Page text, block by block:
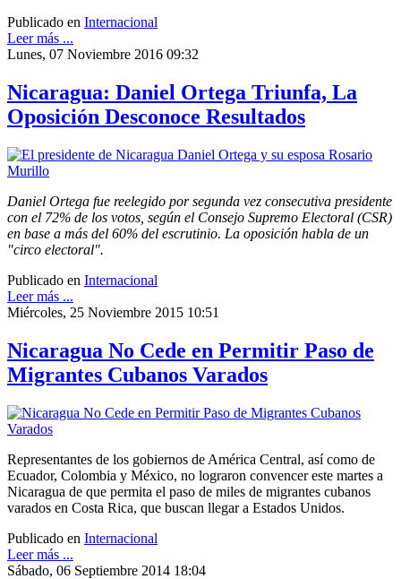
Publicado en Internacional
Leer más ...
Lunes, 07 Noviembre 2016 09:32
Nicaragua: Daniel Ortega Triunfa, La
Oposición Desconoce Resultados
Daniel Ortega fue reelegido por segunda vez consecutiva presidente
con el 72% de los votos, según el Consejo Supremo Electoral (CSR)
en base a más del 60% del escrutinio. La oposición habla de un
"circo electoral".
Publicado en Internacional
Leer más ...
Miércoles, 25 Noviembre 2015 10:51
Nicaragua No Cede en Permitir Paso de
Migrantes Cubanos Varados
Representantes de los gobiernos de América Central, así como de
Ecuador, Colombia y México, no lograron convencer este martes a
Nicaragua de que permita el paso de miles de migrantes cubanos
varados en Costa Rica, que buscan llegar a Estados Unidos.
Publicado en Internacional
Leer más ...
Sábado, 06 Septiembre 2014 18:04